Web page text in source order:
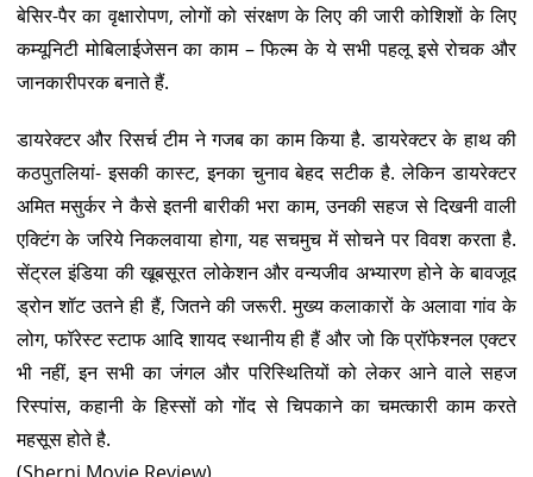
बेसिर-पैर का वृक्षारोपण, लोगों को संरक्षण के लिए की जारी कोशिशों के लिए
कम्यूनिटी मोबिलाईजेसन का काम – फिल्म के ये सभी पहलू इसे रोचक और
जानकारीपरक बनाते हैं.
डायरेक्टर और रिसर्च टीम ने गजब का काम किया है. डायरेक्टर के हाथ की
कठपुतलियां- इसकी कास्ट, इनका चुनाव बेहद सटीक है. लेकिन डायरेक्टर
अमित मसुर्कर ने कैसे इतनी बारीकी भरा काम, उनकी सहज से दिखनी वाली
एक्टिंग के जरिये निकलवाया होगा, यह सचमुच में सोचने पर विवश करता है.
सेंट्रल इंडिया की खूबसूरत लोकेशन और वन्यजीव अभ्यारण होने के बावजूद
ड्रोन शॉट उतने ही हैं, जितने की जरूरी. मुख्य कलाकारों के अलावा गांव के
लोग, फॉरेस्ट स्टाफ आदि शायद स्थानीय ही हैं और जो कि प्रॉफेश्नल एक्टर
भी नहीं, इन सभी का जंगल और परिस्थितियों को लेकर आने वाले सहज
रिस्पांस, कहानी के हिस्सों को गोंद से चिपकाने का चमत्कारी काम करते
महसूस होते है.